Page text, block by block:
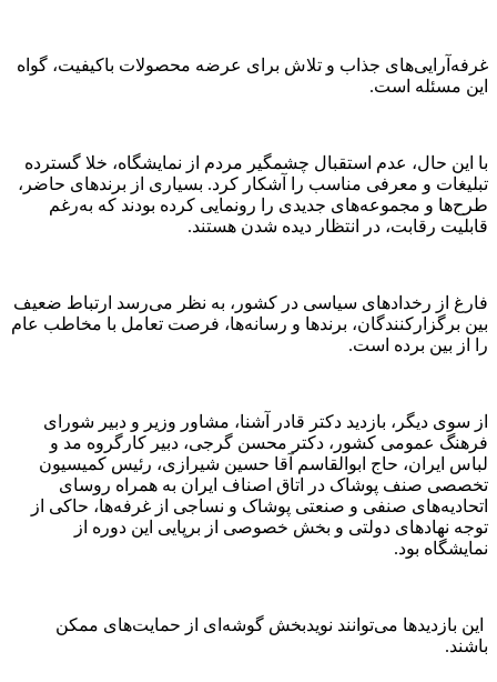
غرفه‌آرایی‌های جذاب و تلاش برای عرضه محصولات باکیفیت، گواه
این مسئله است.
با این حال، عدم استقبال چشمگیر مردم از نمایشگاه، خلا گسترده
تبلیغات و معرفی مناسب را آشکار کرد. بسیاری از برندهای حاضر،
طرح‌ها و مجموعه‌های جدیدی را رونمایی کرده بودند که به‌رغم
قابلیت رقابت، در انتظار دیده شدن هستند.
فارغ از رخدادهای سیاسی در کشور، به نظر می‌رسد ارتباط ضعیف
بین برگزارکنندگان، برندها و رسانه‌ها، فرصت تعامل با مخاطب عام
را از بین برده است.
از سوی دیگر، بازدید دکتر قادر آشنا، مشاور وزیر و دبیر شورای
فرهنگ عمومی کشور، دکتر محسن گرجی، دبیر کارگروه مد و
لباس ایران، حاج ابوالقاسم آقا حسین شیرازی، رئیس کمیسیون‌
تخصصی صنف پوشاک در اتاق اصناف ایران به همراه روسای
اتحادیه‌های صنفی و صنعتی پوشاک و نساجی از غرفه‌ها، حاکی از
توجه نهادهای دولتی و بخش خصوصی از برپایی این دوره از
نمایشگاه بود.
این بازدیدها می‌توانند نویدبخش گوشه‌ای از حمایت‌های ممکن
باشند.